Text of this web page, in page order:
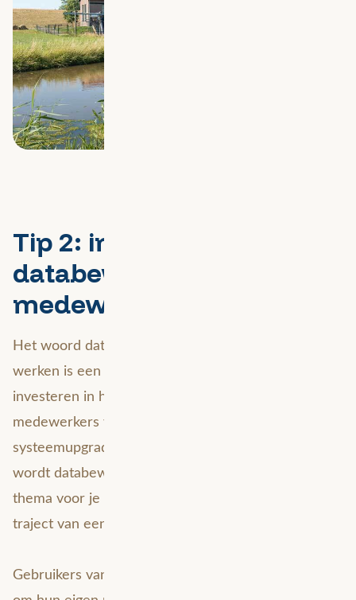
Tip 2: investeer in het
databewustzijn van je
medewerkers
Het woord datastandaard zegt het al: uniform
werken is een must, en om dit te bevorderen is
investeren in het databewustzijn van je
medewerkers van groot belang. Omdat je met een
systeemupgrade ook je dataprocessen verbetert,
wordt databewustzijn automatisch een actueel
thema voor je organisatie in het voorbereidende
traject van een update.
Gebruikers van data zien data vaak als hulpmiddel